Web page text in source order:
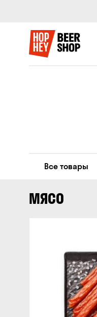
Все товары
МЯСО